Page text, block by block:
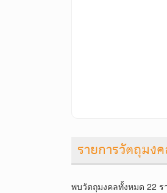
รายการวัตถุมง
พบวัตถุมงคลทั้งหมด 22 ร